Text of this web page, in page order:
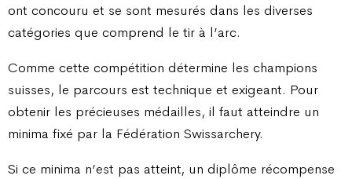
ont concouru et se sont mesurés dans les diverses
catégories que comprend le tir à l’arc.
Comme cette compétition détermine les champions
suisses, le parcours est technique et exigeant. Pour
obtenir les précieuses médailles, il faut atteindre un
minima fixé par la Fédération Swissarchery.
Si ce minima n’est pas atteint, un diplôme récompense